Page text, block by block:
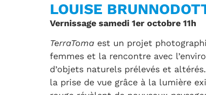
LOUISE
Vernissage samedi 1er octobre 11h
TerraToma est un projet
femmes et la rencontre avec
d’objets naturels prélevés et
la prise de vue grâce à la lumière